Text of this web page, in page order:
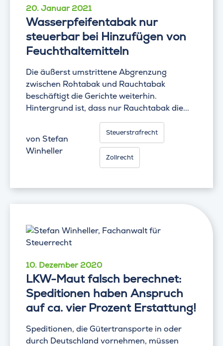
20. Januar 2021
Wasserpfeifentabak nur
steuerbar bei Hinzufügen von
Feuchthaltemitteln
Die äußerst umstrittene Abgrenzung
zwischen Rohtabak und Rauchtabak
beschäftigt die Gerichte weiterhin.
Hintergrund ist, dass nur Rauchtabak die...
von Stefan
Winheller
Steuerstrafrecht
Zollrecht
10. Dezember 2020
LKW-Maut falsch berechnet:
Speditionen haben Anspruch
auf ca. vier Prozent Erstattung!
Speditionen, die Gütertransporte in oder
durch Deutschland vornehmen, müssen